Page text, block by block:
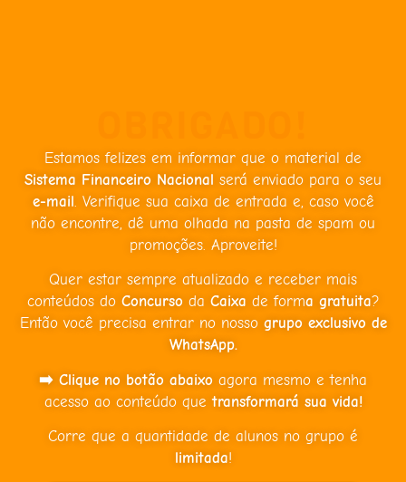
Estamos felizes em informar que o material de
Sistema Financeiro Nacional será enviado para o seu
e-mail. Verifique sua caixa de entrada e, caso você
não encontre, dê uma olhada na pasta de spam ou
promoções. Aproveite!
Quer estar sempre atualizado e receber mais
conteúdos do Concurso da Caixa de forma gratuita?
Então você precisa entrar no nosso grupo exclusivo de
WhatsApp.
➡️ Clique no botão abaixo agora mesmo e tenha
acesso ao conteúdo quetransformará sua vida!
Corre que a quantidade de alunos no grupo é
limitada!